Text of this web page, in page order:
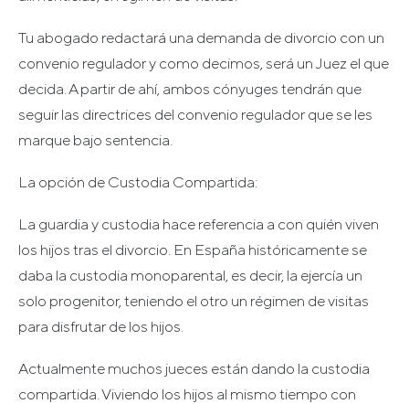
Tu abogado redactará una demanda de divorcio con un
convenio regulador y como decimos, será un Juez el que
decida. A partir de ahí, ambos cónyuges tendrán que
seguir las directrices del convenio regulador que se les
marque bajo sentencia.
La opción de Custodia Compartida:
La guardia y custodia hace referencia a con quién viven
los hijos tras el divorcio. En España históricamente se
daba la custodia monoparental, es decir, la ejercía un
solo progenitor, teniendo el otro un régimen de visitas
para disfrutar de los hijos.
Actualmente muchos jueces están dando la custodia
compartida. Viviendo los hijos al mismo tiempo con